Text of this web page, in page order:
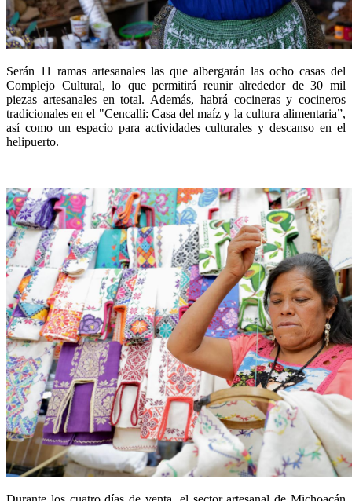
Serán 11 ramas artesanales las que albergarán las ocho casas del
Complejo Cultural, lo que permitirá reunir alrededor de 30 mil
piezas artesanales en total. Además, habrá cocineras y cocineros
tradicionales en el "Cencalli: Casa del maíz y la cultura alimentaria”,
así como un espacio para actividades culturales y descanso en el
helipuerto.